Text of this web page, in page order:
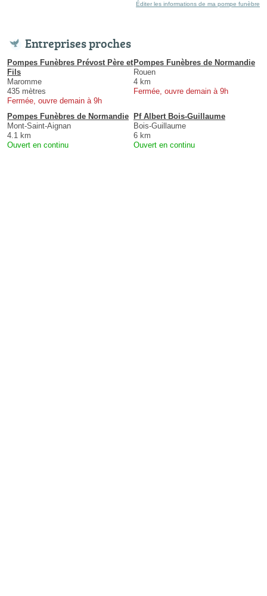
Éditer les informations de ma pompe funèbre
Entreprises proches
Pompes Funèbres Prévost Père et
Fils
Maromme
435 mètres
Fermée, ouvre demain à 9h
Pompes Funèbres de Normandie
Rouen
4 km
Fermée, ouvre demain à 9h
Pompes Funèbres de Normandie
Mont-Saint-Aignan
4.1 km
Ouvert en continu
Pf Albert Bois-Guillaume
Bois-Guillaume
6 km
Ouvert en continu